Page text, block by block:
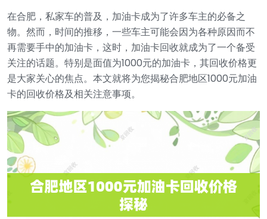
在合肥，私家车的普及，加油卡成为了许多车主的必备之
物。然而，时间的推移，一些车主可能会因为各种原因而不
再需要手中的加油卡，这时，加油卡回收就成为了一个备受
关注的话题。特别是面值为1000元的加油卡，其回收价格更
是大家关心的焦点。本文就将为您揭秘合肥地区1000元加油
卡的回收价格及相关注意事项。